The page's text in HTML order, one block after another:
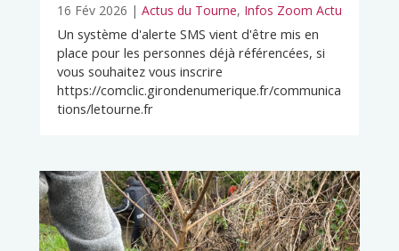
16 Fév 2026 | Actus du Tourne, Infos Zoom Actu
Un système d'alerte SMS vient d'être mis en
place pour les personnes déjà référencées, si
vous souhaitez vous inscrire
https://comclic.girondenumerique.fr/communica
tions/letourne.fr